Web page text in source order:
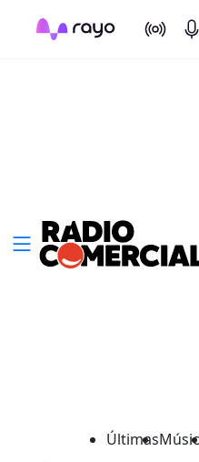
On Air
Últimas